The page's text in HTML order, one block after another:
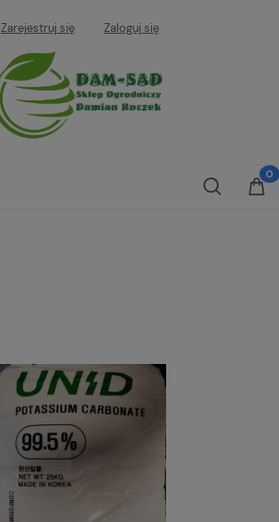
Zarejestruj się Zaloguj się